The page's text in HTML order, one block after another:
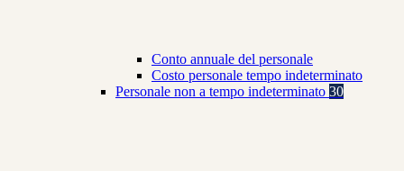
Conto annuale del personale
Costo personale tempo indeterminato
Personale non a tempo indeterminato 30